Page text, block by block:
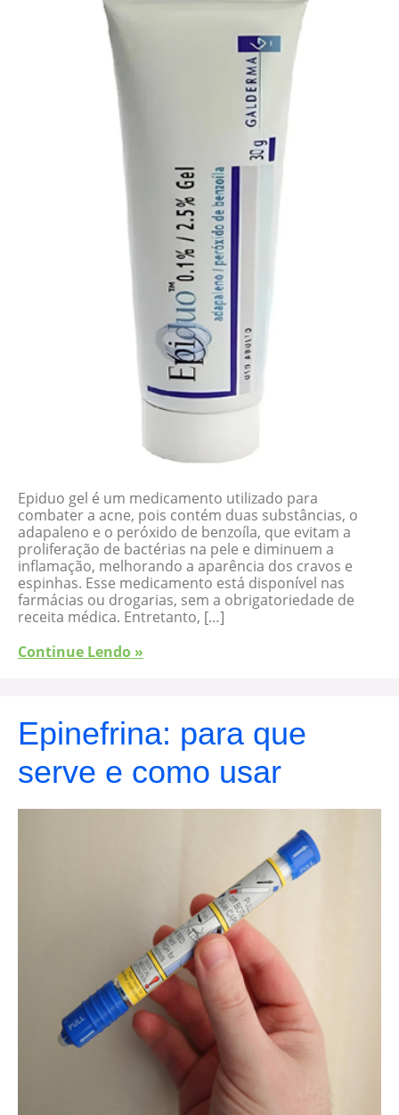
Epiduo gel é um medicamento utilizado para
combater a acne, pois contém duas substâncias, o
adapaleno e o peróxido de benzoíla, que evitam a
proliferação de bactérias na pele e diminuem a
inflamação, melhorando a aparência dos cravos e
espinhas. Esse medicamento está disponível nas
farmácias ou drogarias, sem a obrigatoriedade de
receita médica. Entretanto, […]
Continue Lendo »
Epinefrina: para que
serve e como usar